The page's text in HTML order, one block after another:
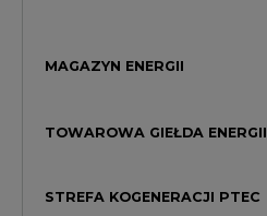
MAGAZYN ENERGII
TOWAROWA GIEŁDA ENERGII
STREFA KOGENERACJI PTEC